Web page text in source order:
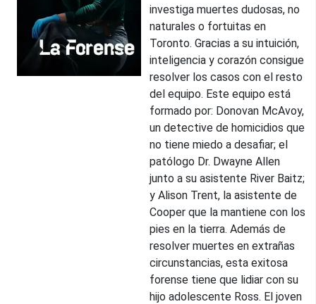
investiga muertes dudosas, no
naturales o fortuitas en
Toronto. Gracias a su intuición,
inteligencia y corazón consigue
resolver los casos con el resto
del equipo. Este equipo está
formado por: Donovan McAvoy,
un detective de homicidios que
no tiene miedo a desafiar; el
patólogo Dr. Dwayne Allen
junto a su asistente River Baitz;
y Alison Trent, la asistente de
Cooper que la mantiene con los
pies en la tierra. Además de
resolver muertes en extrañas
circunstancias, esta exitosa
forense tiene que lidiar con su
hijo adolescente Ross. El joven